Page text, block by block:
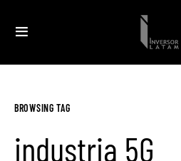
BROWSING TAG
industria 5G